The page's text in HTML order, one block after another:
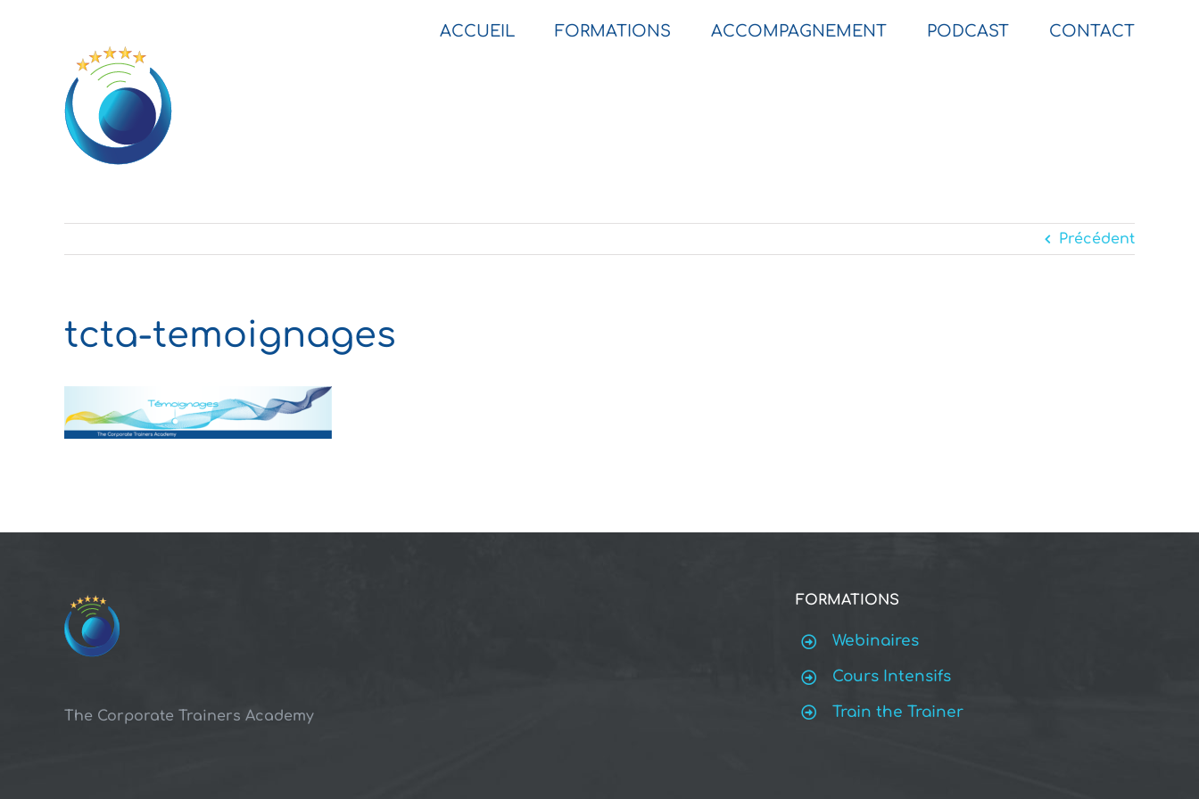
ACCUEIL FORMATIONS ACCOMPAGNEMENT PODCAST CONTACT
Précédent
tcta-temoignages
The Corporate Trainers Academy
FORMATIONS
Webinaires
Cours Intensifs
Train the Trainer